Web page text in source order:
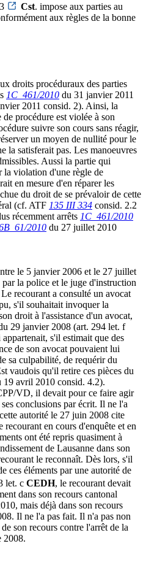
Cst. impose aux parties au
aux règles de la bonne
droits procéduraux des parties
1C_461/2010 du 31 janvier 2011
2011 consid. 2). Ainsi, la
procédure est violée à son
suivre son cours sans réagir,
un moyen de nullité pour le
la satisferait pas. Les manoeuvres
Aussi la partie qui
la violation d'une règle de
en mesure d'en réparer les
du droit de se prévaloir de cette
(cf. ATF 135 III 334 consid. 2.2
récemment arrêts 1C_461/2010
2010 du 27 juillet 2010
le 5 janvier 2006 et le 27 juillet
la police et le juge d'instruction
recourant a consulté un avocat
s'il souhaitait invoquer la
droit à l'assistance d'un avocat,
29 janvier 2008 (art. 294 let. f
s'il estimait que des
de son avocat pouvaient lui
sa culpabilité, de requérir du
vaudois qu'il retire ces pièces du
19 avril 2010 consid. 4.2).
VD, il devait pour ce faire agir
conclusions par écrit. Il ne l'a
autorité le 27 juin 2008 cite
recourant en cours d'enquête et en
ont été repris quasiment à
de Lausanne dans son
le reconnaît. Dès lors, s'il
ces éléments par une autorité de
let. c CEDH, le recourant devait
dans son recours cantonal
mais déjà dans son recours
Il ne l'a pas fait. Il n'a pas non
son recours contre l'arrêt de la
2008.